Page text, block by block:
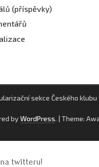
(příspěvky)
sekce Českého
by WordPress. | Theme:
twitteru!